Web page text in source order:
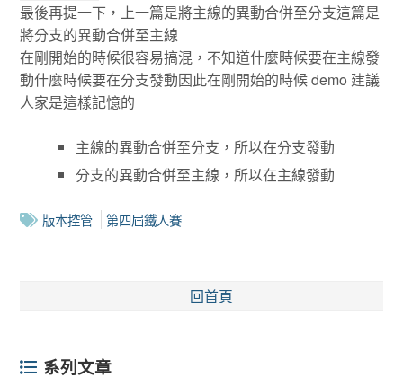
最後再提一下，上一篇是將主線的異動合併至分支這篇是
將分支的異動合併至主線
在剛開始的時候很容易搞混，不知道什麼時候要在主線發
動什麼時候要在分支發動因此在剛開始的時候 demo 建議
人家是這樣記憶的
主線的異動合併至分支，所以在分支發動
分支的異動合併至主線，所以在主線發動
版本控管 第四屆鐵人賽
回首頁
系列文章